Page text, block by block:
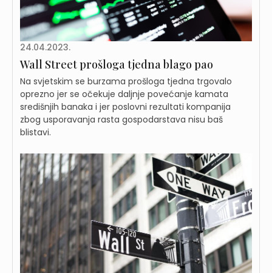
24.04.2023.
Wall Street prošloga tjedna blago pao
Na svjetskim se burzama prošloga tjedna trgovalo
oprezno jer se očekuje daljnje povećanje kamata
središnjih banaka i jer poslovni rezultati kompanija
zbog usporavanja rasta gospodarstava nisu baš
blistavi.